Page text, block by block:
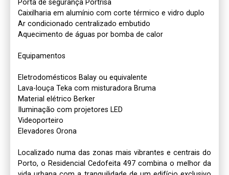
Porta de segurança Portrisa
Caixilharia em alumínio com corte térmico e vidro duplo
Ar condicionado centralizado embutido
Aquecimento de águas por bomba de calor
Equipamentos
Eletrodomésticos Balay ou equivalente
Lava-louça Teka com misturadora Bruma
Material elétrico Berker
Iluminação com projetores LED
Videoporteiro
Elevadores Orona
Localizado numa das zonas mais vibrantes e centrais do
Porto, o Residencial Cedofeita 497 combina o melhor da